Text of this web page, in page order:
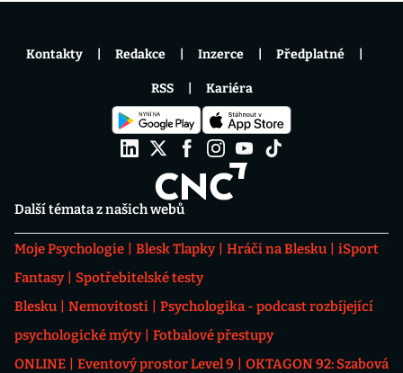
Další témata z našich webů
Moje Psychologie Blesk Tlapky Hráči na Blesku
iSport
Fantasy
Spotřebitelské testy
Blesku
Nemovitosti
Psychologika - podcast rozbíjející
psychologické mýty
Fotbalové přestupy
ONLINE
Eventový prostor Level 9
OKTAGON 92: Szabová
Kontakty Redakce Inzerce Předplatné
RSS Kariéra